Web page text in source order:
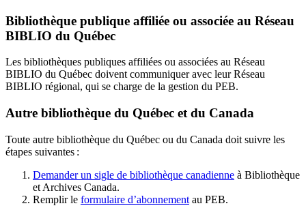
Bibliothèque publique affiliée ou associée au Réseau
BIBLIO du Québec
Les bibliothèques publiques affiliées ou associées au Réseau
BIBLIO du Québec doivent communiquer avec leur Réseau
BIBLIO régional, qui se charge de la gestion du PEB.
Autre bibliothèque du Québec et du Canada
Toute autre bibliothèque du Québec ou du Canada doit suivre les
étapes suivantes :
Demander un sigle de bibliothèque canadienne à Bibliothèque
et Archives Canada.
Remplir le formulaire d’abonnement au PEB.